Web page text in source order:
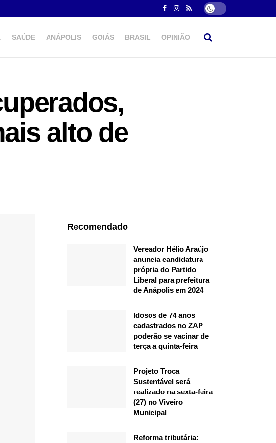
SAÚDE ANÁPOLIS GOIÁS BRASIL OPINIÃO
alto de
Recomendado
Vereador Hélio Araújo
anuncia candidatura
própria do Partido
Liberal para prefeitura
de Anápolis em 2024
Idosos de 74 anos
cadastrados no ZAP
poderão se vacinar de
terça a quinta-feira
Projeto Troca
Sustentável será
realizado na sexta-feira
(27) no Viveiro
Municipal
Reforma tributária: